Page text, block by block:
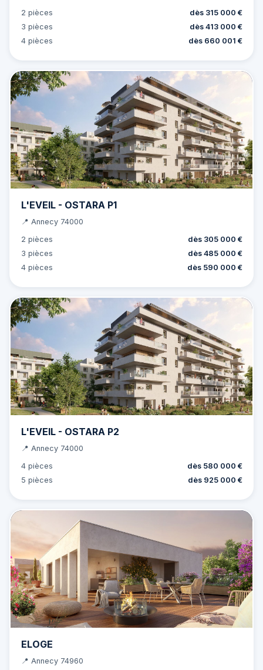
2 pièces
dès 315 000 €
3 pièces
dès 413 000 €
4 pièces
dès 660 001 €
L'EVEIL - OSTARA P1
📍 Annecy 74000
2 pièces
dès 305 000 €
3 pièces
dès 485 000 €
4 pièces
dès 590 000 €
L'EVEIL - OSTARA P2
📍 Annecy 74000
4 pièces
dès 580 000 €
5 pièces
dès 925 000 €
ELOGE
📍 Annecy 74960